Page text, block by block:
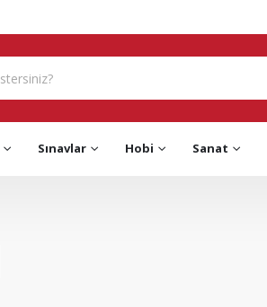
Sınavlar Hobi Sanat